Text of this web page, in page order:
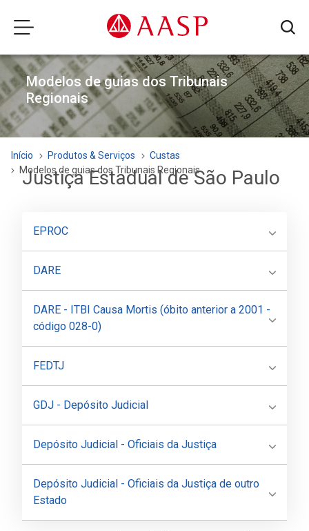
Modelos de guias dos Tribunais
Regionais
Início Produtos & Serviços
Custas
Modelos de guias dos Tribunais Regionais
Justiça Estadual de São Paulo
EPROC
DARE
DARE - ITBI Causa Mortis (óbito anterior a 2001 -
código 028-0)
FEDTJ
GDJ - Depósito Judicial
Depósito Judicial - Oficiais da Justiça
Depósito Judicial - Oficiais da Justiça de outro
Estado